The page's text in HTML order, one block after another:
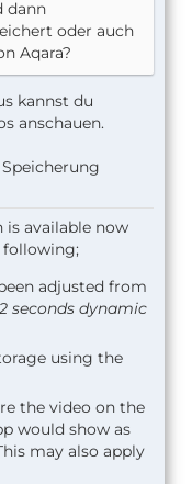
dann
oder auch
Aqara?
kannst du
anschauen.
is available now
following;
adjusted from
seconds dynamic
using the
the video on the
would show as
may also apply